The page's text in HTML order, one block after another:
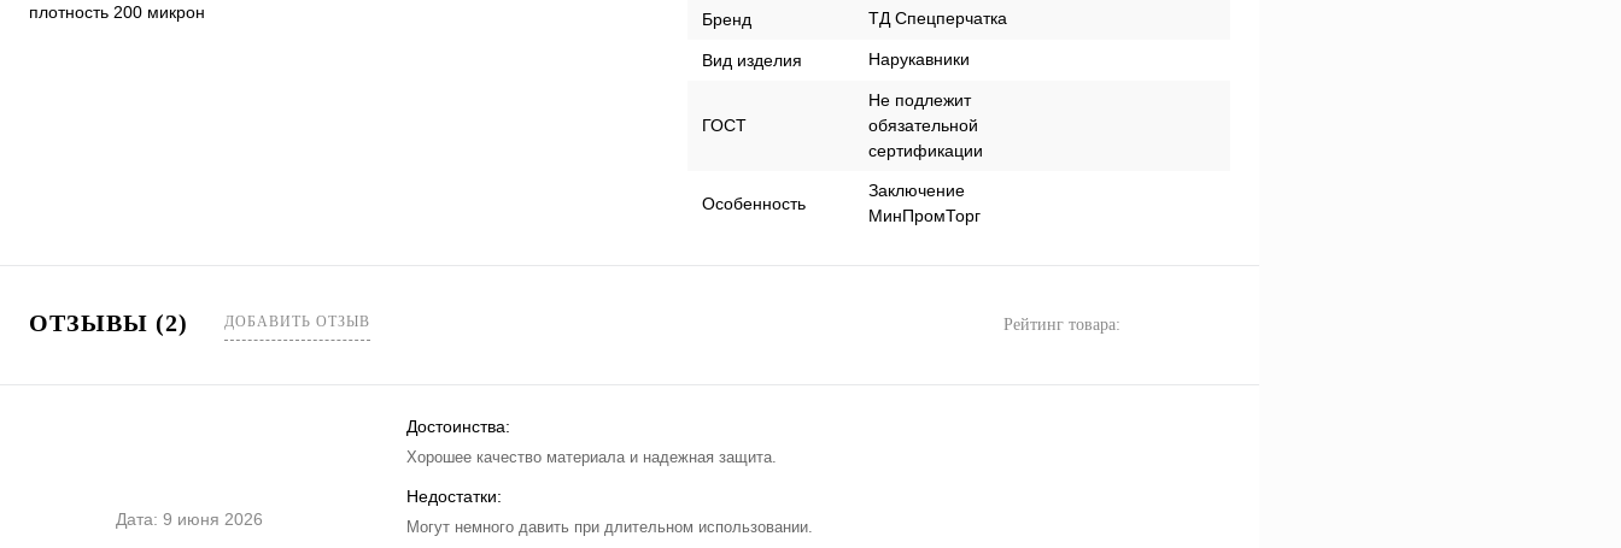
плотность 200 микрон
Бренд ТД Спецперчатка
Вид изделия Нарукавники
ГОСТ
Не подлежит
обязательной
сертификации
Особенность
Заключение
МинПромТорг
ОТЗЫВЫ (2) ДОБАВИТЬ ОТЗЫВ Рейтинг товара:
Дата: 9 июня 2026
Достоинства:
Хорошее качество материала и надежная защита.
Недостатки:
Могут немного давить при длительном использовании.